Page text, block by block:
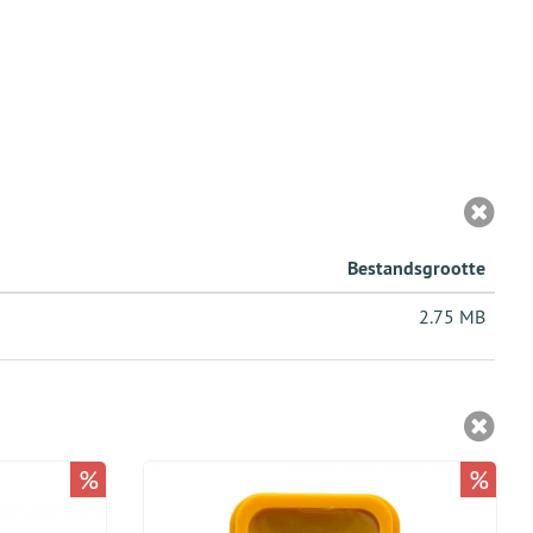
Bestandsgrootte
2.75 MB
% %